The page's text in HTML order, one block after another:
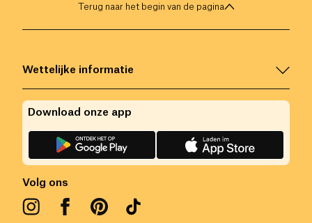
Terug naar het begin van de pagina
Wettelijke informatie
Volg ons
Download onze app